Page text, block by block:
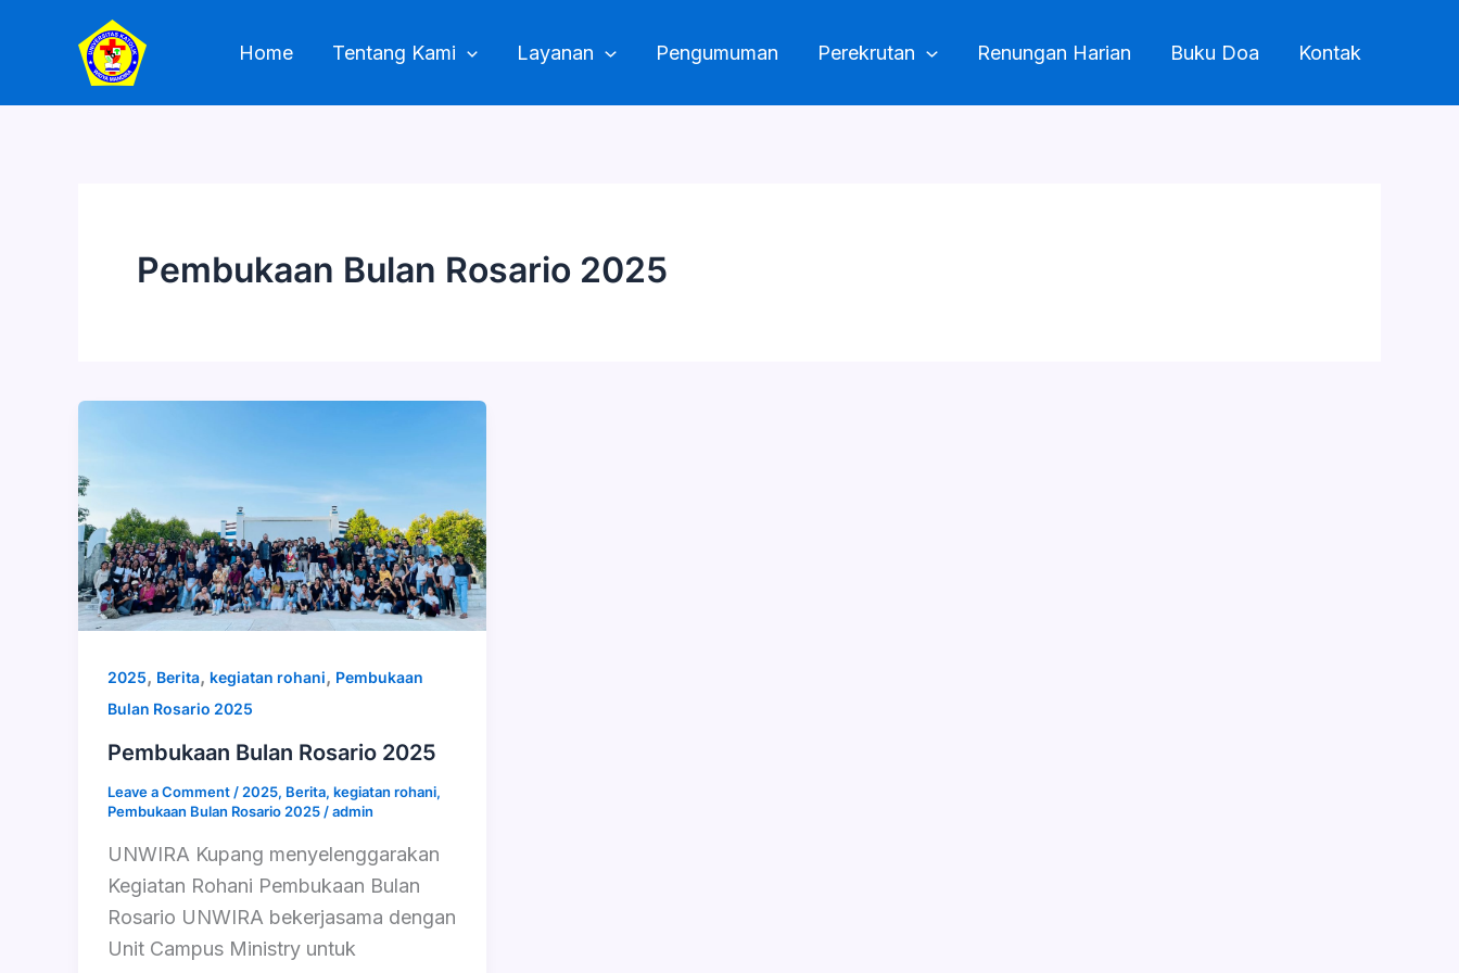
Home Tentang Kami Layanan Pengumuman Perekrutan Renungan Harian Buku Doa Kontak
Pembukaan Bulan Rosario 2025
2025, Berita, kegiatan rohani, Pembukaan
Bulan Rosario 2025
Pembukaan Bulan Rosario 2025
Leave a Comment / 2025, Berita, kegiatan rohani,
Pembukaan Bulan Rosario 2025 /admin
UNWIRA Kupang menyelenggarakan
Kegiatan Rohani Pembukaan Bulan
Rosario UNWIRA bekerjasama dengan
Unit Campus Ministry untuk